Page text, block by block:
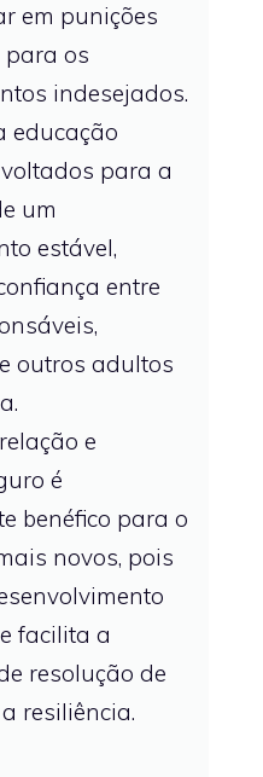
em punições
para os
indesejados.
educação
para a
um
estável,
entre
outros adultos
e
é
benéfico para o
novos, pois
facilita a
resolução de
resiliência.